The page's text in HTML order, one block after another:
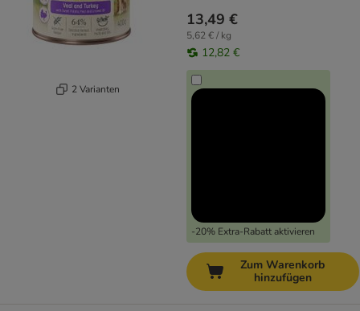
2 Varianten
13,49 €
5,62 € / kg
12,82 €
-20% Extra-Rabatt aktivieren
Zum Warenkorb
hinzufügen